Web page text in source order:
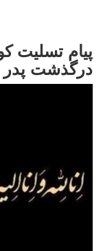
پیام تسلیت
درگذشت پدر